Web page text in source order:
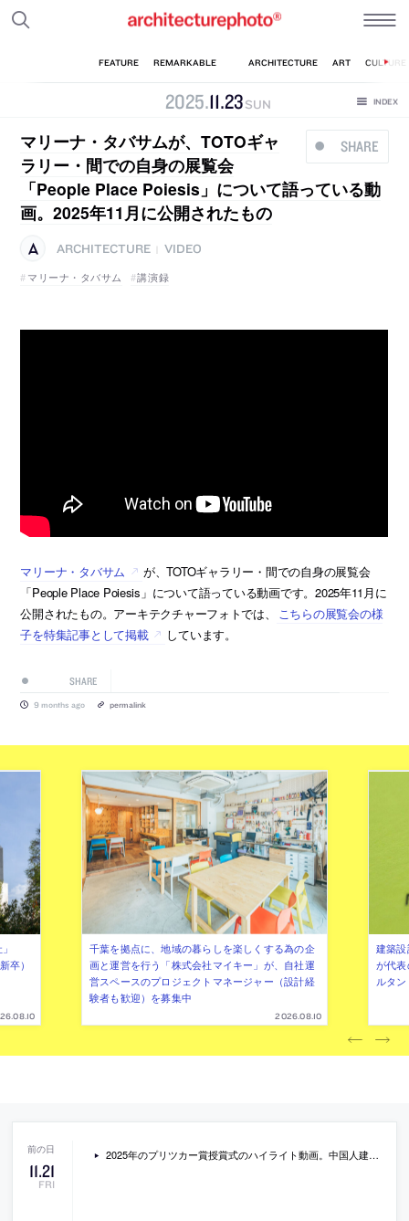
2025.11.23 SUN
SHARE
マリーナ・タバサムが、TOTOギャ
ラリー・間での自身の展覧会
「People Place Poiesis」について語っている動
画。2025年11月に公開されたもの
ARCHITECTURE
VIDEO
マリーナ・タバサム
講演録
マリーナ・タバサム
が、TOTOギャラリー・間での自身の展覧会
「People Place Poiesis」について語っている動画です。2025年11月に
公開されたもの。アーキテクチャーフォトでは、
こちらの展覧会の様
子を特集記事として掲載
しています。
SHARE
9 months ago permalink
卒）
千葉を拠点に、地域の暮らしを楽しくする為の企
画と運営を行う「株式会社マイキー」が、自社運
営スペースのプロジェクトマネージャー（設計経
験者も歓迎）を募集中
2026.08.10
建築
が代
ルタ
11.21
FRI
2025年のプリツカー賞授賞式のハイライト動画。中国人建築家のリュウ・ジャークンが受賞。ルーブル・アブダビで2025年5月に行われたもの